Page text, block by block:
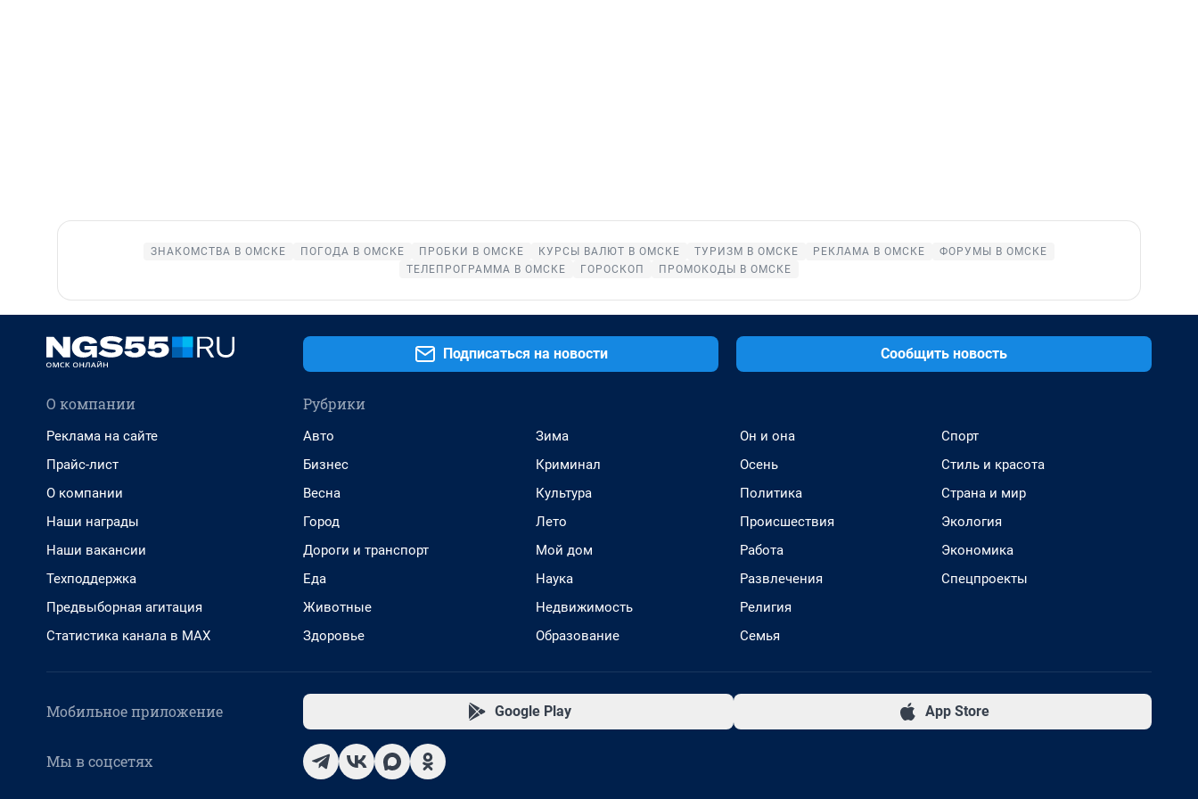
ЗНАКОМСТВА В ОМСКЕ ПОГОДА В ОМСКЕ ПРОБКИ В ОМСКЕ КУРСЫ ВАЛЮТ В ОМСКЕ ТУРИЗМ В ОМСКЕ РЕКЛАМА В ОМСКЕ
ФОРУМЫ В ОМСКЕ
ТЕЛЕПРОГРАММА В ОМСКЕ
ГОРОСКОП ПРОМОКОДЫ В ОМСКЕ
Подписаться на новости Сообщить новость
О компании
Реклама на сайте
Прайс-лист
О компании
Наши награды
Наши вакансии
Техподдержка
Предвыборная агитация
Статистика канала в MAX
Рубрики
Авто
Бизнес
Весна
Город
Дороги и транспорт
Еда
Животные
Здоровье
Зима
Криминал
Культура
Лето
Мой дом
Наука
Недвижимость
Образование
Он и она
Осень
Политика
Происшествия
Работа
Развлечения
Религия
Семья
Спорт
Стиль и красота
Страна и мир
Экология
Экономика
Спецпроекты
Мобильное приложение Google Play App Store
Мы в соцсетях